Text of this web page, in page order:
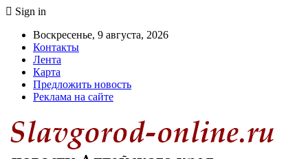
Sign in
Воскресенье, 9 августа, 2026
Контакты
Лента
Карта
Предложить новость
Реклама на сайте